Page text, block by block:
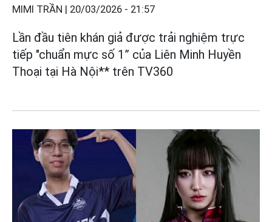
MIMI TRẦN | 20/03/2026 - 21:57
Lần đầu tiên khán giả được trải nghiệm trực
tiếp "chuẩn mực số 1” của Liên Minh Huyền
Thoại tại Hà Nội** trên TV360